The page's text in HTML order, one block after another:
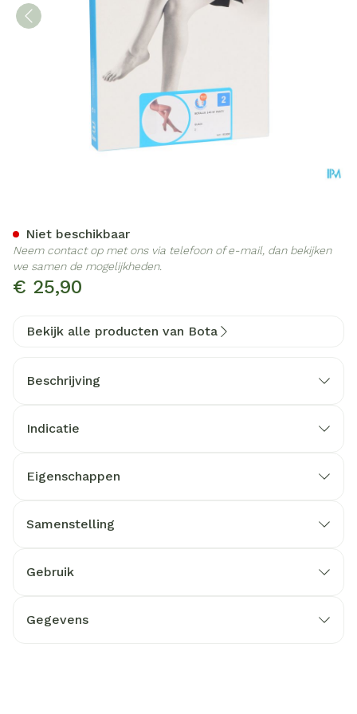
€ 25,90
Niet beschikbaar
Neem contact op met ons via telefoon of e-mail, dan bekijken
we samen de mogelijkheden.
Bekijk alle producten van Bota
Beschrijving
Indicatie
Eigenschappen
Samenstelling
Gebruik
Gegevens